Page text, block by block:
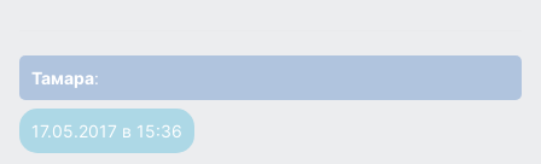
Тамара:
17.05.2017 в 15:36